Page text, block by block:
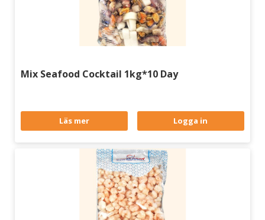
Mix Seafood Cocktail 1kg*10 Day
Läs mer Logga in